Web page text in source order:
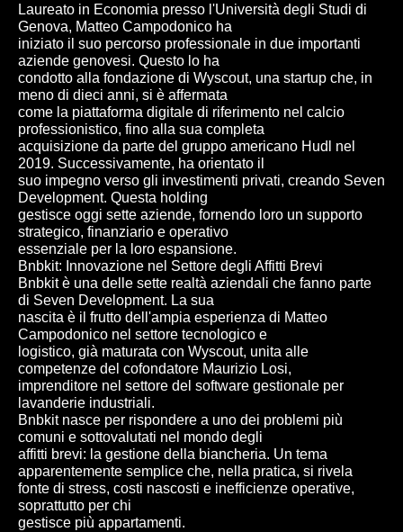
Laureato in Economia presso l'Università degli Studi di
Genova, Matteo Campodonico ha
iniziato il suo percorso professionale in due importanti
aziende genovesi. Questo lo ha
condotto alla fondazione di Wyscout, una startup che, in
meno di dieci anni, si è affermata
come la piattaforma digitale di riferimento nel calcio
professionistico, fino alla sua completa
acquisizione da parte del gruppo americano Hudl nel
2019. Successivamente, ha orientato il
suo impegno verso gli investimenti privati, creando Seven
Development. Questa holding
gestisce oggi sette aziende, fornendo loro un supporto
strategico, finanziario e operativo
essenziale per la loro espansione.
Bnbkit: Innovazione nel Settore degli Affitti Brevi
Bnbkit è una delle sette realtà aziendali che fanno parte
di Seven Development. La sua
nascita è il frutto dell'ampia esperienza di Matteo
Campodonico nel settore tecnologico e
logistico, già maturata con Wyscout, unita alle
competenze del cofondatore Maurizio Losi,
imprenditore nel settore del software gestionale per
lavanderie industriali.
Bnbkit nasce per rispondere a uno dei problemi più
comuni e sottovalutati nel mondo degli
affitti brevi: la gestione della biancheria. Un tema
apparentemente semplice che, nella pratica, si rivela
fonte di stress, costi nascosti e inefficienze operative,
soprattutto per chi
gestisce più appartamenti.